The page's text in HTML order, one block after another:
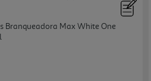
Branqueadora Max White One